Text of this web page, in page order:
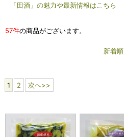
「田酒」の魅力や最新情報はこちら
57件の商品がございます。
新着順
1 2 次へ>>